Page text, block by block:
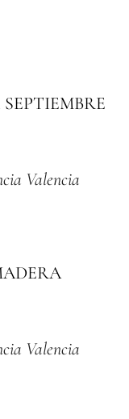
Valencia
Valencia